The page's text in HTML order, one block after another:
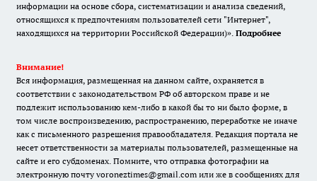
информации на основе сбора, систематизации и анализа сведений,
относящихся к предпочтениям пользователей сети "Интернет",
находящихся на территории Российской Федерации)». Подробнее
Внимание!
Вся информация, размещенная на данном сайте, охраняется в
соответствии с законодательством РФ об авторском праве и не
подлежит использованию кем-либо в какой бы то ни было форме, в
том числе воспроизведению, распространению, переработке не иначе
как с письменного разрешения правообладателя. Редакция портала не
несет ответственности за материалы пользователей, размещенные на
сайте и его субдоменах. Помните, что отправка фотографии на
электронную почту voroneztimes@gmail.com или же в сообщениях для